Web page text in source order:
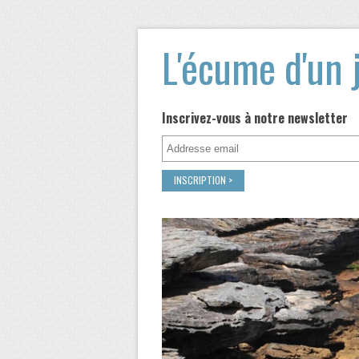
L'écume
Inscrivez-vous à notre newsletter